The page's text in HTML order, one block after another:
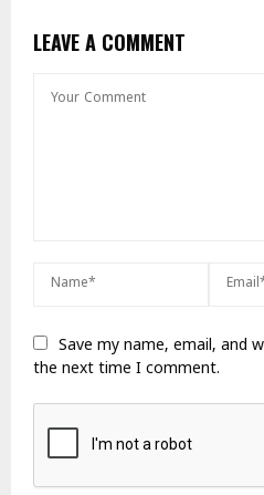
LEAVE A COMMENT
Save my name, email, and
the next time I comment.